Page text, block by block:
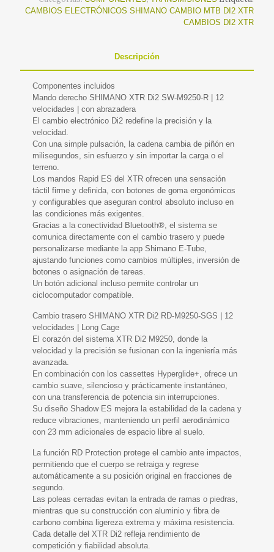
CAMBIOS ELECTRÓNICOS SHIMANO CAMBIO MTB DI2 XTR
CAMBIOS DI2 XTR
Descripción
Componentes incluidos
Mando derecho SHIMANO XTR Di2 SW-M9250-R | 12
velocidades | con abrazadera
El cambio electrónico Di2 redefine la precisión y la
velocidad.
Con una simple pulsación, la cadena cambia de piñón en
milisegundos, sin esfuerzo y sin importar la carga o el
terreno.
Los mandos Rapid ES del XTR ofrecen una sensación
táctil firme y definida, con botones de goma ergonómicos
y configurables que aseguran control absoluto incluso en
las condiciones más exigentes.
Gracias a la conectividad Bluetooth®, el sistema se
comunica directamente con el cambio trasero y puede
personalizarse mediante la app Shimano E-Tube,
ajustando funciones como cambios múltiples, inversión de
botones o asignación de tareas.
Un botón adicional incluso permite controlar un
ciclocomputador compatible.
Cambio trasero SHIMANO XTR Di2 RD-M9250-SGS | 12
velocidades | Long Cage
El corazón del sistema XTR Di2 M9250, donde la
velocidad y la precisión se fusionan con la ingeniería más
avanzada.
En combinación con los cassettes Hyperglide+, ofrece un
cambio suave, silencioso y prácticamente instantáneo,
con una transferencia de potencia sin interrupciones.
Su diseño Shadow ES mejora la estabilidad de la cadena y
reduce vibraciones, manteniendo un perfil aerodinámico
con 23 mm adicionales de espacio libre al suelo.
La función RD Protection protege el cambio ante impactos,
permitiendo que el cuerpo se retraiga y regrese
automáticamente a su posición original en fracciones de
segundo.
Las poleas cerradas evitan la entrada de ramas o piedras,
mientras que su construcción con aluminio y fibra de
carbono combina ligereza extrema y máxima resistencia.
Cada detalle del XTR Di2 refleja rendimiento de
competición y fiabilidad absoluta.